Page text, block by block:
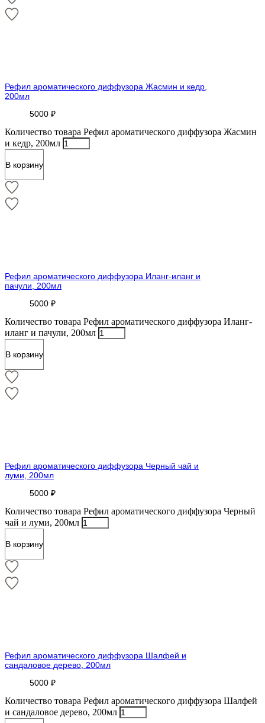
Рефил ароматического диффузора Жасмин и кедр,
200мл
5000₽
Количество товара Рефил ароматического диффузора Жасмин
и кедр, 200мл
В корзину
Рефил ароматического диффузора Иланг-иланг и
пачули, 200мл
5000₽
Количество товара Рефил ароматического диффузора Иланг-
иланг и пачули, 200мл
В корзину
Рефил ароматического диффузора Черный чай и
луми, 200мл
5000₽
Количество товара Рефил ароматического диффузора Черный
чай и луми, 200мл
В корзину
Рефил ароматического диффузора Шалфей и
сандаловое дерево, 200мл
5000₽
Количество товара Рефил ароматического диффузора Шалфей
и сандаловое дерево, 200мл